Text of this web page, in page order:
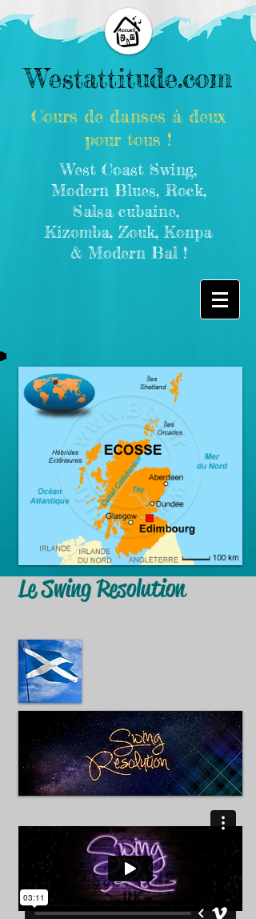
Westattitude.com
Cours de danses à deux
pour tous !
West Coast Swing,
Modern Blues, Rock,
Salsa cubaine,
Kizomba, Zouk, Konpa
& Modern Bal !
Le Swing Resolution